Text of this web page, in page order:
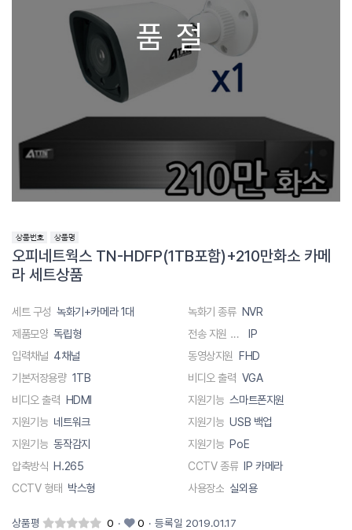
품절
오피네트웍스 TN-HDFP(1TB포함)+210만화소 카메
라 세트상품
세트 구성 녹화기+카메라 1대 녹화기 종류 NVR
제품모양 독립형 전송 지원 방식
IP
입력채널 4채널 동영상지원 FHD
기본저장용량 1TB 비디오 출력 VGA
비디오 출력 HDMI 지원기능 스마트폰지원
지원기능 네트워크 지원기능 USB 백업
지원기능 동작감지 지원기능 PoE
압축방식 H.265 CCTV 종류 IP 카메라
CCTV 형태 박스형 사용장소 실외용
상품평 0 · 0 · 등록일 2019.01.17